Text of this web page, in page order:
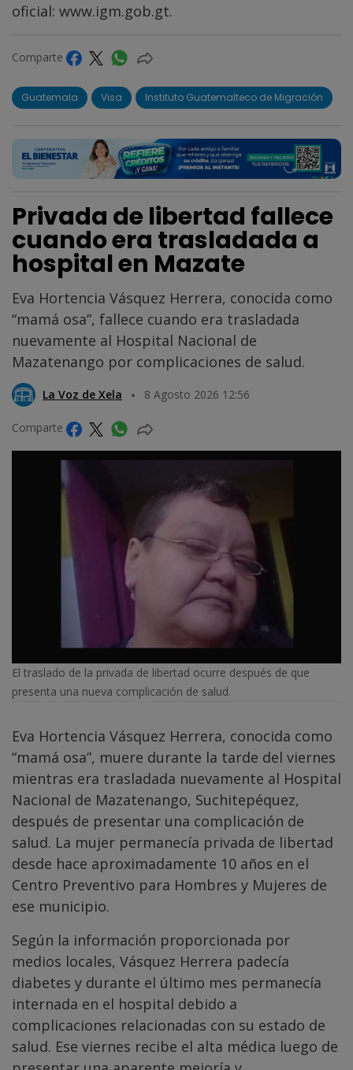
oficial: www.igm.gob.gt.
Comparte
Guatemala Visa Instituto Guatemalteco de Migración
Privada de libertad fallece
cuando era trasladada a
hospital en Mazate
Eva Hortencia Vásquez Herrera, conocida como
“mamá osa”, fallece cuando era trasladada
nuevamente al Hospital Nacional de
Mazatenango por complicaciones de salud.
La Voz de Xela 8 Agosto 2026 12:56
Comparte
El traslado de la privada de libertad ocurre después de que
presenta una nueva complicación de salud.
Eva Hortencia Vásquez Herrera, conocida como
“mamá osa”, muere durante la tarde del viernes
mientras era trasladada nuevamente al Hospital
Nacional de Mazatenango, Suchitepéquez,
después de presentar una complicación de
salud. La mujer permanecía privada de libertad
desde hace aproximadamente 10 años en el
Centro Preventivo para Hombres y Mujeres de
ese municipio.
Según la información proporcionada por
medios locales, Vásquez Herrera padecía
diabetes y durante el último mes permanecía
internada en el hospital debido a
complicaciones relacionadas con su estado de
salud. Ese viernes recibe el alta médica luego de